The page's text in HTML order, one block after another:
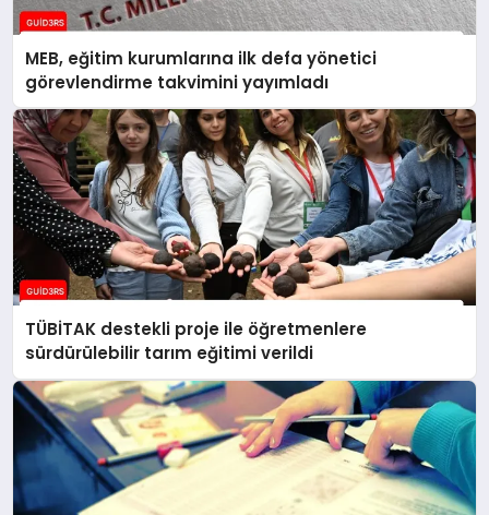
MEB, eğitim kurumlarına ilk defa yönetici
görevlendirme takvimini yayımladı
TÜBİTAK destekli proje ile öğretmenlere
sürdürülebilir tarım eğitimi verildi